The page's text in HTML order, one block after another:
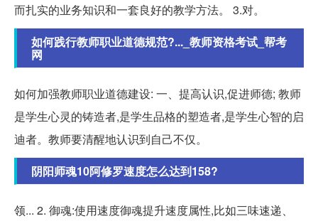
而扎实的业务知识和一套良好的教学方法。 3.对。
如何践行教师职业道德规范?..._教师资格考试_帮考
网
如何加强教师职业道德建设: 一、提高认识,促进师德; 教师
是学生心灵的铸造者,是学生品格的塑造者,是学生心智的启
迪者。教师要清醒地认识到自己不仅。
阴阳师魂10阿修罗速度怎么达到158?
领... 2. 御魂:使用速度御魂提升速度属性,比如三味速递、